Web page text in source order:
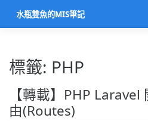
水瓶雙魚的MIS筆記
標籤: PHP
【轉載】PHP
由(Routes)